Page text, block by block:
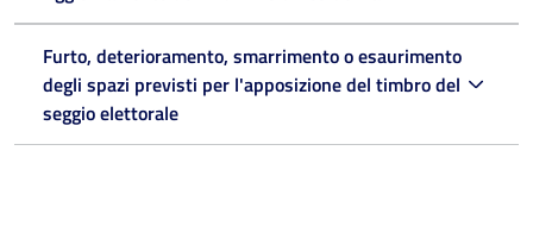
Furto, deterioramento, smarrimento o esaurimento
degli spazi previsti per l'apposizione del timbro del
seggio elettorale